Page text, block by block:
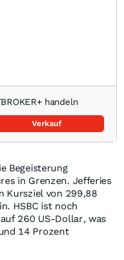
handeln
Verkauf
Begeisterung
in Grenzen. Jefferies
Kursziel von 299,88
HSBC ist noch
260 US-Dollar, was
14 Prozent